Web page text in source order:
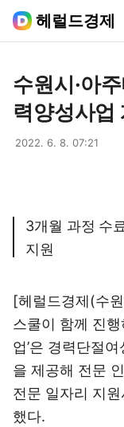
헤럴드경제
수원시·아
력양성사업
2022. 6. 8. 07:21
3개월 과정 수
지원
[헤럴드경제(수
스쿨이 함께 진
업’은 경력단절
을 제공해 전문
전문 일자리 지
했다.